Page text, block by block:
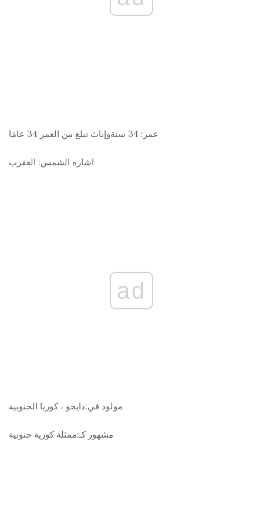
عمر:
اشاره الشمس: العقرب
ad
مولود في:دايجو ، كوريا الجنوبية
مشهور كـ:ممثلة كورية جنوبية